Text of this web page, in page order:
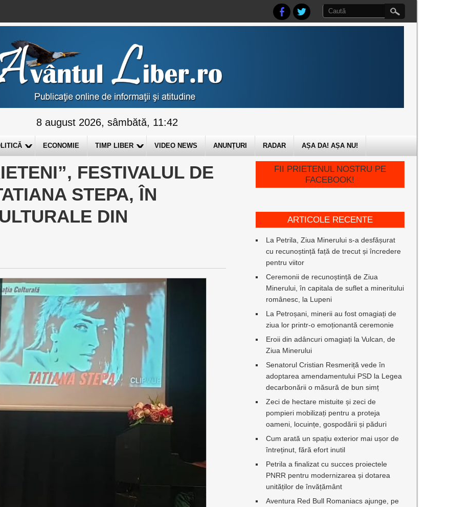
8 august 2026, sâmbătă, 11:42
ECONOMIE TIMP LIBER VIDEO NEWS ANUNȚURI RADAR AȘA DA! AȘA NU!
FESTIVALUL DE
STEPA, ÎN
DIN
FII PRIETENUL NOSTRU PE
FACEBOOK!
ARTICOLE RECENTE
La Petrila, Ziua Minerului s-a desfășurat
cu recunoștință față de trecut și încredere
pentru viitor
Ceremonii de recunoștință de Ziua
Minerului, în capitala de suflet a mineritului
românesc, la Lupeni
La Petroșani, minerii au fost omagiați de
ziua lor printr-o emoționantă ceremonie
Eroii din adâncuri omagiați la Vulcan, de
Ziua Minerului
Senatorul Cristian Resmeriță vede în
adoptarea amendamentului PSD la Legea
decarbonării o măsură de bun simț
Zeci de hectare mistuite și zeci de
pompieri mobilizați pentru a proteja
oameni, locuințe, gospodării și păduri
Cum arată un spațiu exterior mai ușor de
întreținut, fără efort inutil
Petrila a finalizat cu succes proiectele
PNRR pentru modernizarea și dotarea
unităților de învățământ
Aventura Red Bull Romaniacs ajunge, pe